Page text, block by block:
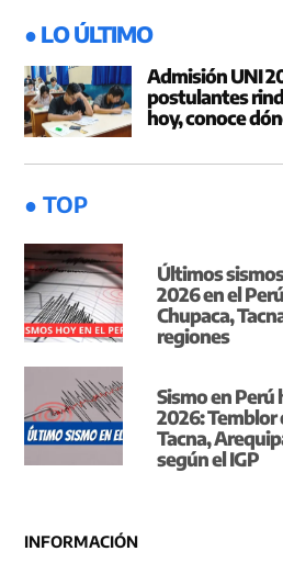
● LO ÚLTIMO
Admisión UNI
postulantes
hoy, conoce
● TOP
Últimos
2026 en el
Chupaca,
regiones
Sismo en Perú
2026: Temblor
Tacna,
según el IGP
INFORMACIÓN